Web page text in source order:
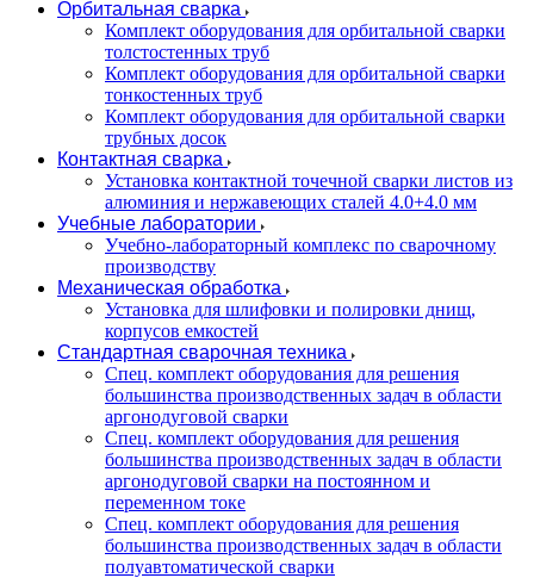
Орбитальная сварка
Комплект оборудования для орбитальной сварки
толстостенных труб
Комплект оборудования для орбитальной сварки
тонкостенных труб
Комплект оборудования для орбитальной сварки
трубных досок
Контактная сварка
Установка контактной точечной сварки листов из
алюминия и нержавеющих сталей 4.0+4.0 мм
Учебные лаборатории
Учебно-лабораторный комплекс по сварочному
производству
Механическая обработка
Установка для шлифовки и полировки днищ,
корпусов емкостей
Стандартная сварочная техника
Спец. комплект оборудования для решения
большинства производственных задач в области
аргонодуговой сварки
Спец. комплект оборудования для решения
большинства производственных задач в области
аргонодуговой сварки на постоянном и
переменном токе
Спец. комплект оборудования для решения
большинства производственных задач в области
полуавтоматической сварки